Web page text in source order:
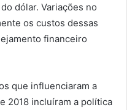
dólar. Variações no
os custos dessas
financeiro
que influenciaram a
2018 incluíram a política